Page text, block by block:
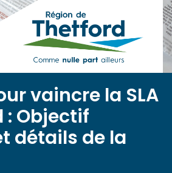
vaincre la SLA
: Objectif
détails de la